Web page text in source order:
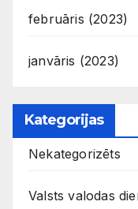
februāris (2023)
janvāris (2023)
Kategorijas
Nekategorizēts
Valsts valodas